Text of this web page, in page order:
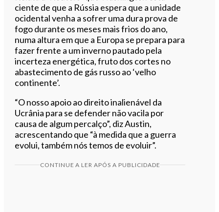
ciente de que a Rússia espera que a unidade
ocidental venha a sofrer uma dura prova de
fogo durante os meses mais frios do ano,
numa altura em que a Europa se prepara para
fazer frente a um inverno pautado pela
incerteza energética, fruto dos cortes no
abastecimento de gás russo ao ‘velho
continente’.
“O nosso apoio ao direito inalienável da
Ucrânia para se defender não vacila por
causa de algum percalço”, diz Austin,
acrescentando que “à medida que a guerra
evolui, também nós temos de evoluir”.
CONTINUE A LER APÓS A PUBLICIDADE